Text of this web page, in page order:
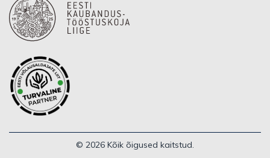
© 2026 Kõik õigused kaitstud.